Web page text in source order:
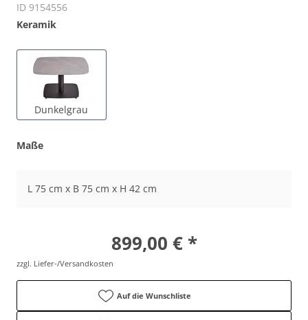
ID 9154556
Keramik
Dunkelgrau
Maße
L 75 cm x B 75 cm x H 42 cm
899,00 € *
zzgl. Liefer-/Versandkosten
Auf die Wunschliste